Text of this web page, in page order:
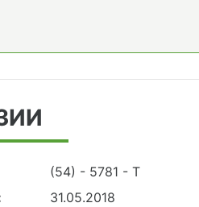
(54) - 5781 - Т
31.05.2018